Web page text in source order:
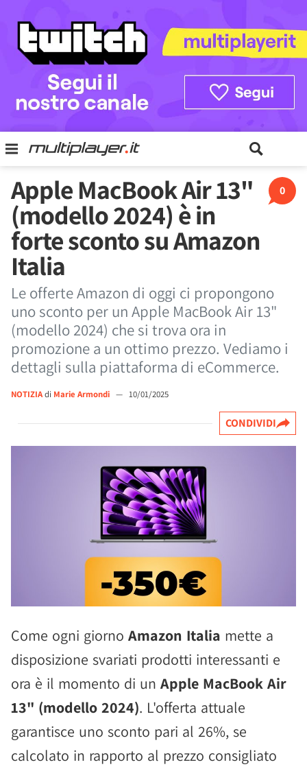
0
Apple MacBook Air 13"
(modello 2024) è in
forte sconto su Amazon
Italia
Le offerte Amazon di oggi ci propongono
uno sconto per un Apple MacBook Air 13"
(modello 2024) che si trova ora in
promozione a un ottimo prezzo. Vediamo i
dettagli sulla piattaforma di eCommerce.
NOTIZIAdi Marie Armondi — 10/01/2025
CONDIVIDI
Come ogni giorno Amazon Italia mette a
disposizione svariati prodotti interessanti e
ora è il momento di un Apple MacBook Air
13" (modello 2024). L'offerta attuale
garantisce uno sconto pari al 26%, se
calcolato in rapporto al prezzo consigliato